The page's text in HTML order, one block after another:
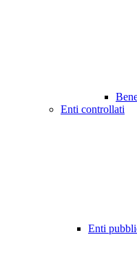
Enti controllati
Enti